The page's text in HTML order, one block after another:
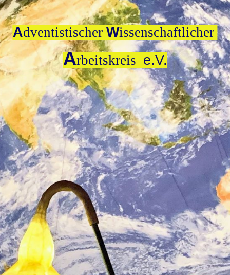
Adventistischer Wissenschaftlicher
Arbeitskreis e.V.